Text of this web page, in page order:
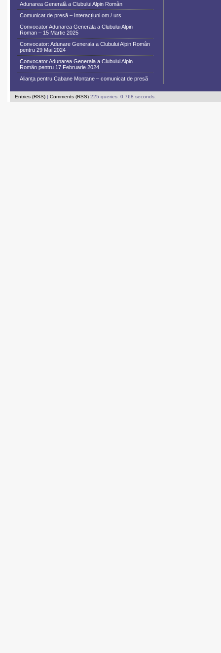
Adunarea Generală a Clubului Alpin Român
Comunicat de presă – Interacțiuni om / urs
Convocator Adunarea Generala a Clubului Alpin
Roman – 15 Martie 2025
Convocator: Adunare Generala a Clubului Alpin Român
pentru 29 Mai 2024
Convocator Adunarea Generala a Clubului Alpin
Român pentru 17 Februarie 2024
Alianța pentru Cabane Montane – comunicat de presă
Entries (RSS) | Comments (RSS) 225 queries. 0.768 seconds.